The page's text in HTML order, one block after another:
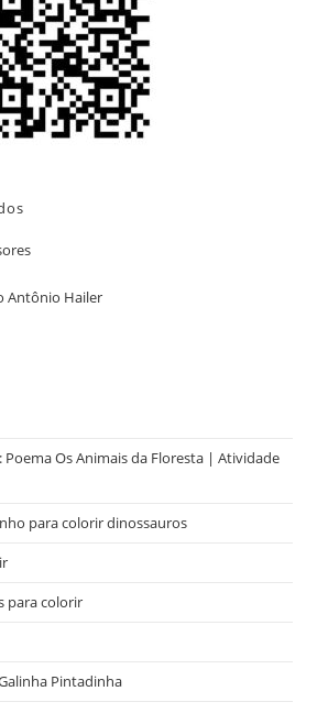
Antônio Hailer
Os Animais da Floresta | Atividade
para colorir dinossauros
para colorir
Pintadinha